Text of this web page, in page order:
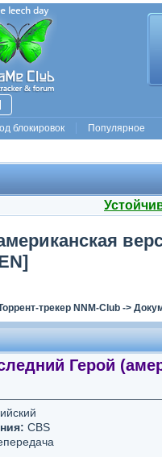
блокировок Популярное
трекер NNM-Club->
Герой
CBS